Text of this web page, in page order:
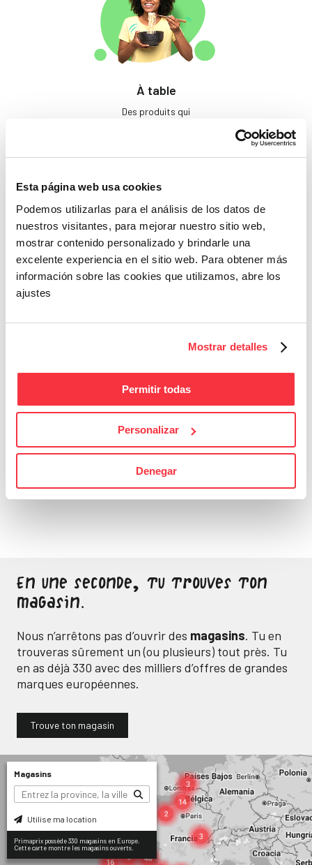
Esta página web usa cookies
Podemos utilizarlas para el análisis de los datos de
nuestros visitantes, para mejorar nuestro sitio web,
mostrar contenido personalizado y brindarle una
excelente experiencia en el sitio web. Para obtener más
información sobre las cookies que utilizamos, abre los
ajustes
Mostrar detalles
Permitir todas
Personalizar
Denegar
À table
Des produits qui
Beauté
Bons Plans
Sois attentif, ne laisse
passer aucune bonne
affaire
En une seconde, tu trouves ton
magasin.
Nous n’arrêtons pas d’ouvrir des magasins. Tu en
trouveras sûrement un (ou plusieurs) tout près. Tu
en as déjà 330 avec des milliers d’offres de grandes
marques européennes.
Trouve ton magasin
Magasins
Utilise ma location
Primaprix possède 330 magasins en Europe.
Cette carte montre les magasins ouverts.